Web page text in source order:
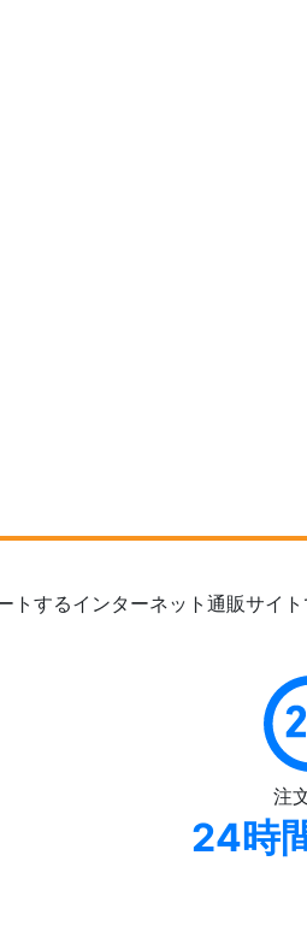
するインターネット通販サイト
注
24時